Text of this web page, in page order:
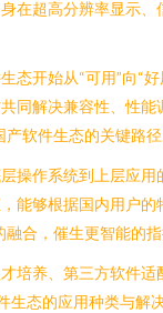
在超高分辨率显示
态开始从“可用”向“
同解决兼容性、性
软件生态的关键路径
操作系统到上层应
能够根据国内用户
合，催生更智能的
培养、第三方软件
态的应用种类与解